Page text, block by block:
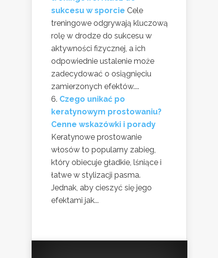
sukcesu w sporcie Cele
treningowe odgrywają kluczową
rolę w drodze do sukcesu w
aktywności fizycznej, a ich
odpowiednie ustalenie może
zadecydować o osiągnięciu
zamierzonych efektów....
Czego unikać po
keratynowym prostowaniu?
Cenne wskazówki i porady
Keratynowe prostowanie
włosów to popularny zabieg,
który obiecuje gładkie, lśniące i
łatwe w stylizacji pasma.
Jednak, aby cieszyć się jego
efektami jak...